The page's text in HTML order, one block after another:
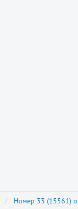
Номер 33 (15561)